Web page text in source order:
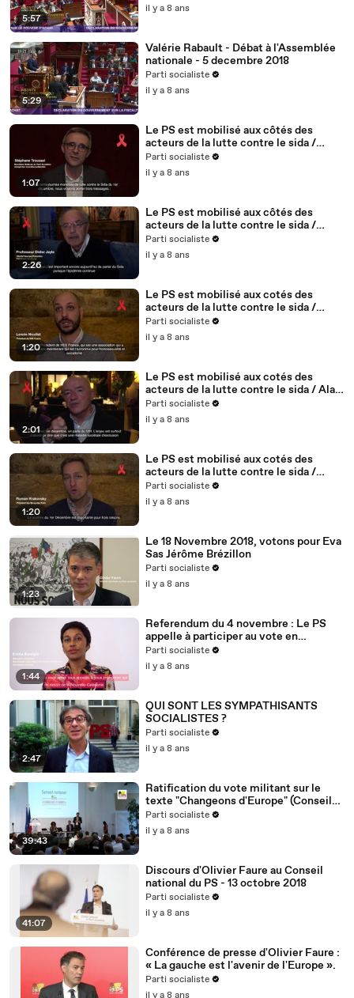
5:57
il y a 8 ans
5:29
Valérie Rabault - Débat à l'Assemblée
nationale - 5 decembre 2018
Parti socialiste
il y a 8 ans
1:07
Le PS est mobilisé aux côtés des
acteurs de la lutte contre le sida /
Stéphane Troussel - 2/5
Parti socialiste
il y a 8 ans
2:26
Le PS est mobilisé aux côtés des
acteurs de la lutte contre le sida /
Didier Jayle, médecin, fondateur du
site vih.org - 1/5
Parti socialiste
il y a 8 ans
1:20
Le PS est mobilisé aux cotés des
acteurs de la lutte contre le sida /
Lennie Nicollet, président de HES -
5/5
Parti socialiste
il y a 8 ans
2:01
Le PS est mobilisé aux cotés des
acteurs de la lutte contre le sida / Alain
BONNINEAU, président de AIDES IDF /
4/5
Parti socialiste
il y a 8 ans
1:20
Le PS est mobilisé aux cotés des
acteurs de la lutte contre le sida /
Roman Krakovsky, président de
Séropotes - 3/5
Parti socialiste
il y a 8 ans
1:23
Le 18 Novembre 2018, votons pour Eva
Sas Jérôme Brézillon
Parti socialiste
il y a 8 ans
1:44
Referendum du 4 novembre : Le PS
appelle à participer au vote en
Nouvelle-Calédonie
Parti socialiste
il y a 8 ans
2:47
QUI SONT LES SYMPATHISANTS
SOCIALISTES ?
Parti socialiste
il y a 8 ans
39:43
Ratification du vote militant sur le
texte "Changeons d'Europe" (Conseil
national du 13/10/2018)
Parti socialiste
il y a 8 ans
41:07
Discours d'Olivier Faure au Conseil
national du PS - 13 octobre 2018
Parti socialiste
il y a 8 ans
Conférence de presse d'Olivier Faure :
« La gauche est l'avenir de l'Europe ».
Parti socialiste